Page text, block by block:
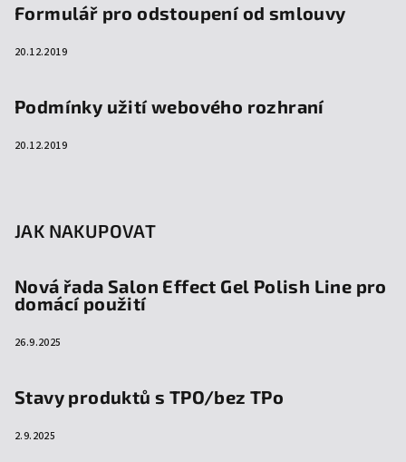
Formulář pro odstoupení od smlouvy
20.12.2019
Podmínky užití webového rozhraní
20.12.2019
JAK NAKUPOVAT
Nová řada Salon Effect Gel Polish Line pro
domácí použití
26.9.2025
Stavy produktů s TPO/bez TPo
2.9.2025